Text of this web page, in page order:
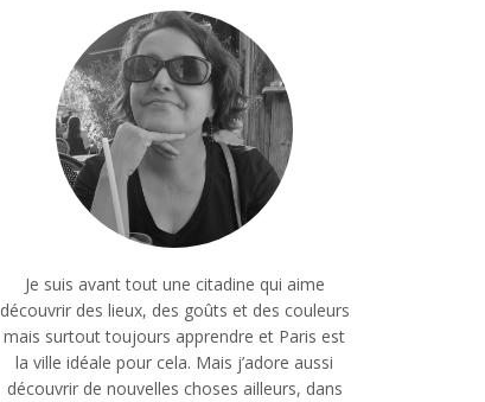
Je suis avant tout une citadine qui aime
découvrir des lieux, des goûts et des couleurs
mais surtout toujours apprendre et Paris est
la ville idéale pour cela. Mais j’adore aussi
découvrir de nouvelles choses ailleurs, dans